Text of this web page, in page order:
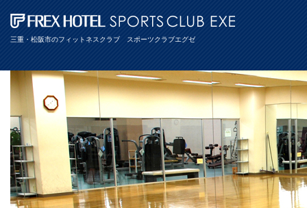
三重・松阪市のフィットネスクラブ スポーツクラブエグゼ